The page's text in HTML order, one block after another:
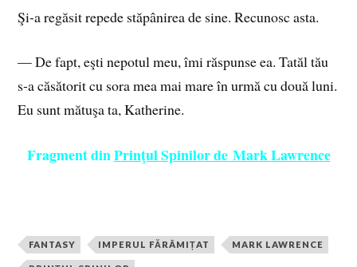
Şi-a regăsit repede stăpânirea de sine. Recunosc asta.
— De fapt, eşti nepotul meu, îmi răspunse ea. Tatăl tău
s‑a căsătorit cu sora mea mai mare în urmă cu două luni.
Eu sunt mătuşa ta, Katherine.
Fragment dinPrinţul Spinilor de Mark Lawrence
FANTASY IMPERUL FĂRÂMIȚAT MARK LAWRENCE